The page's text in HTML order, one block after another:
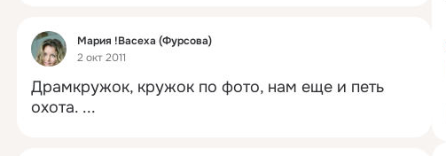
Фид
Мария !Васеха (Фурсова)
2 окт 2011
Драмкружок, кружок по фото, нам еще и петь
охота. ...